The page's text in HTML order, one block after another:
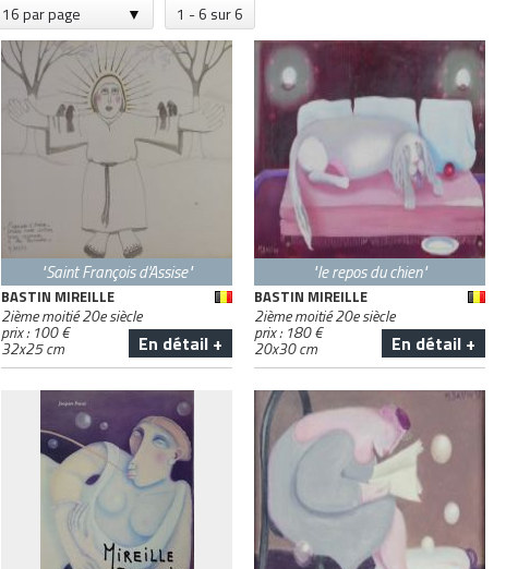
16 par page 1 - 6 sur 6
"Saint François d'Assise"
BASTIN MIREILLE
2ième moitié 20e siècle
En détail +
prix : 100€
32x25cm
"le repos du chien"
BASTIN MIREILLE
2ième moitié 20e siècle
En détail +
prix : 180€
20x30cm